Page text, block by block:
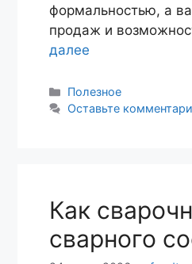
формальностью, а
продаж и
далее
Рубрики
Полезное
Оставьте
Как
сварного